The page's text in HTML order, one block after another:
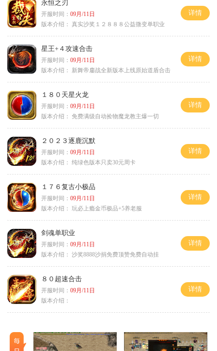
永恒之刃
开服时间： 09月/11日
版本介绍： 真实沙奖１２８８８公益微变单职业
详情
星王+４攻速合击
开服时间： 09月/11日
版本介绍：
新舞帝鏖战全新版本上线原始道盾合击
详情
１８０天星火龙
开服时间： 09月/11日
版本介绍： 免费满级自动捡物魔龙教主爆一切
详情
２０２３逐鹿沉默
开服时间： 09月/11日
版本介绍： 纯绿色版本只卖30元周卡
详情
１７６复古小极品
开服时间： 09月/11日
版本介绍： 玩必上瘾金币极品+5养老服
详情
剑魂单职业
开服时间： 09月/11日
版本介绍： 沙奖8888沙捐免费顶赞免费自动挂
详情
８０超速合击
开服时间： 09月/11日
版本介绍：
详情